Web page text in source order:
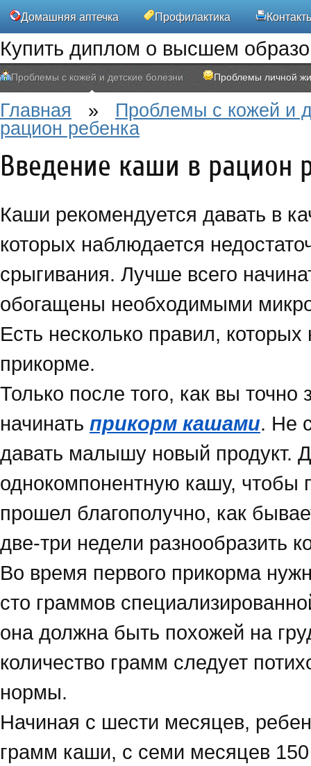
Домашняя аптечка Профилактика
Купить диплом о высшем
Проблемы с кожей и детские болезни Проблемы личной
Главная » Проблемы с кожей и
рацион ребенка
Введение каши в рацион
Каши рекомендуется давать в
которых наблюдается
срыгивания. Лучше всего
обогащены необходимыми
Есть несколько правил,
прикорме.
Только после того, как вы
начинать прикорм кашами. Не
давать малышу новый продукт.
однокомпонентную кашу, чтобы
прошел благополучно, как
две-три недели разнообразить
Во время первого прикорма
сто граммов
она должна быть похожей на
количество грамм следует
нормы.
Начиная с шести месяцев,
грамм каши, с семи месяцев